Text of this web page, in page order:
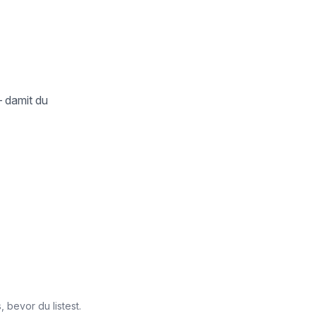
damit du
bevor du listest.